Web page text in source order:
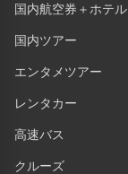
国内航空券＋ホテル
国内ツアー
エンタメツアー
レンタカー
高速バス
クルーズ